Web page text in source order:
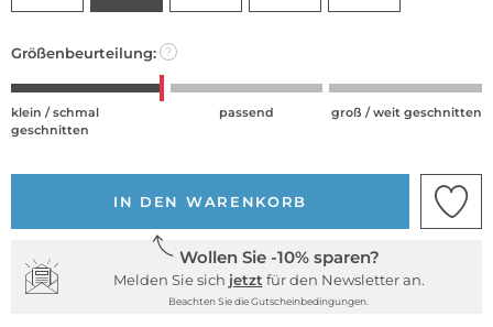
Größenbeurteilung: ?
klein / schmal
geschnitten
passend groß / weit geschnitten
IN DEN WARENKORB
Wollen Sie -10% sparen?
Melden Sie sich jetzt für den Newsletter an.
Beachten Sie die Gutscheinbedingungen.